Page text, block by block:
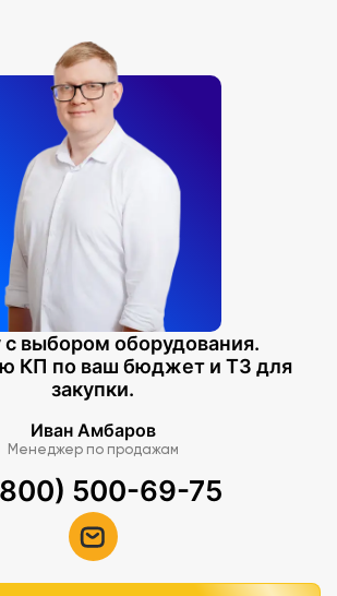
выбором оборудования.
КП по ваш бюджет и ТЗ для
закупки.
Иван Амбаров
Менеджер по продажам
500-69-75